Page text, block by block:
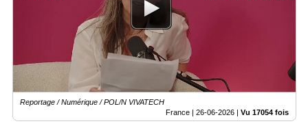
Reportage / Numérique / POL/N VIVATECH
France | 26-06-2026 | Vu 17054 fois